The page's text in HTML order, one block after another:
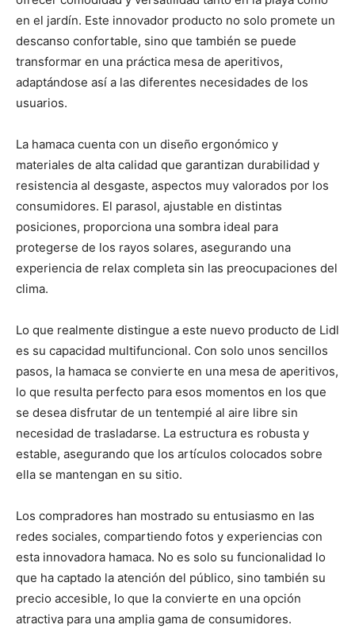
en el jardín. Este innovador producto no solo promete un
descanso confortable, sino que también se puede
transformar en una práctica mesa de aperitivos,
adaptándose así a las diferentes necesidades de los
usuarios.
La hamaca cuenta con un diseño ergonómico y
materiales de alta calidad que garantizan durabilidad y
resistencia al desgaste, aspectos muy valorados por los
consumidores. El parasol, ajustable en distintas
posiciones, proporciona una sombra ideal para
protegerse de los rayos solares, asegurando una
experiencia de relax completa sin las preocupaciones del
clima.
Lo que realmente distingue a este nuevo producto de Lidl
es su capacidad multifuncional. Con solo unos sencillos
pasos, la hamaca se convierte en una mesa de aperitivos,
lo que resulta perfecto para esos momentos en los que
se desea disfrutar de un tentempié al aire libre sin
necesidad de trasladarse. La estructura es robusta y
estable, asegurando que los artículos colocados sobre
ella se mantengan en su sitio.
Los compradores han mostrado su entusiasmo en las
redes sociales, compartiendo fotos y experiencias con
esta innovadora hamaca. No es solo su funcionalidad lo
que ha captado la atención del público, sino también su
precio accesible, lo que la convierte en una opción
atractiva para una amplia gama de consumidores.